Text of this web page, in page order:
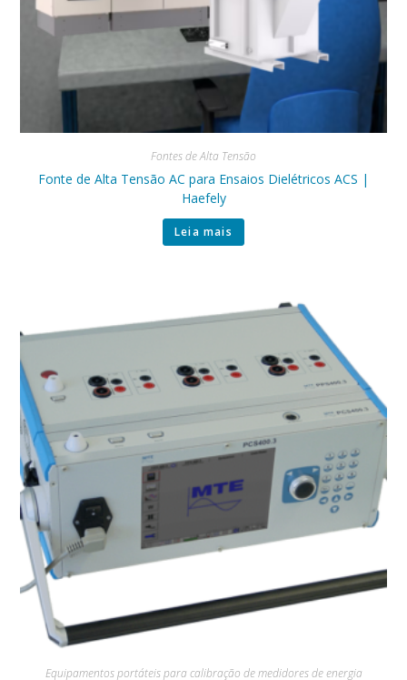
Fontes de Alta Tensão
Fonte de Alta Tensão AC para Ensaios Dielétricos ACS |
Haefely
Leia mais
Equipamentos portáteis para calibração de medidores de energia